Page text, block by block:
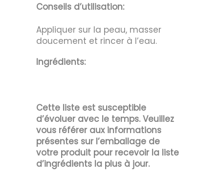
Conseils d’utilisation:
Appliquer sur la peau, masser
doucement et rincer à l’eau.
Ingrédients:
Cette liste est susceptible
d’évoluer avec le temps. Veuillez
vous référer aux informations
présentes sur l’emballage de
votre produit pour recevoir la liste
d’ingrédients la plus à jour.